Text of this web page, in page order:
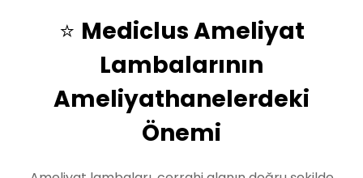
⭐ Mediclus Ameliyat
Lambalarının
Ameliyathanelerdeki
Önemi